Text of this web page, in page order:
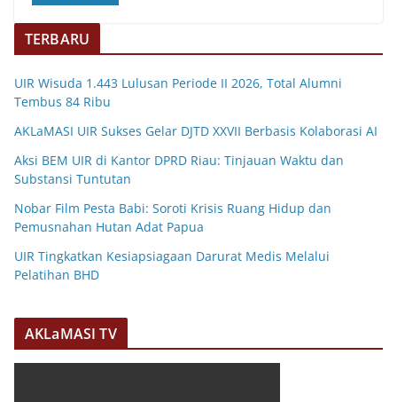
TERBARU
UIR Wisuda 1.443 Lulusan Periode II 2026, Total Alumni
Tembus 84 Ribu
AKLaMASI UIR Sukses Gelar DJTD XXVII Berbasis Kolaborasi AI
Aksi BEM UIR di Kantor DPRD Riau: Tinjauan Waktu dan
Substansi Tuntutan
Nobar Film Pesta Babi: Soroti Krisis Ruang Hidup dan
Pemusnahan Hutan Adat Papua
UIR Tingkatkan Kesiapsiagaan Darurat Medis Melalui
Pelatihan BHD
AKLaMASI TV